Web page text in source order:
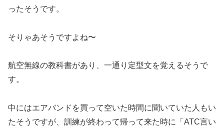
ったそうです。
そりゃあそうですよね〜
航空無線の教科書があり、一通り定型文を覚えるそうで
す。
中にはエアバンドを買って空いた時間に聞いていた人もい
たそうですが、訓練が終わって帰って来た時に「ATC言い